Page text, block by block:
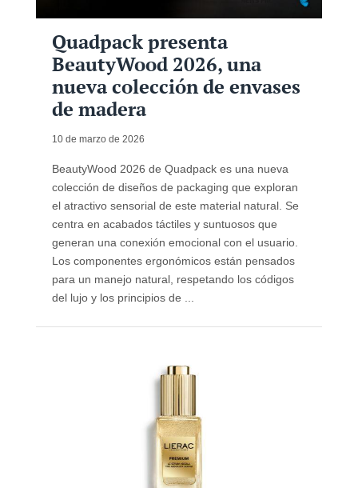
Quadpack presenta
BeautyWood 2026, una
nueva colección de envases
de madera
10 de marzo de 2026
BeautyWood 2026 de Quadpack es una nueva
colección de diseños de packaging que exploran
el atractivo sensorial de este material natural. Se
centra en acabados táctiles y suntuosos que
generan una conexión emocional con el usuario.
Los componentes ergonómicos están pensados
para un manejo natural, respetando los códigos
del lujo y los principios de ...